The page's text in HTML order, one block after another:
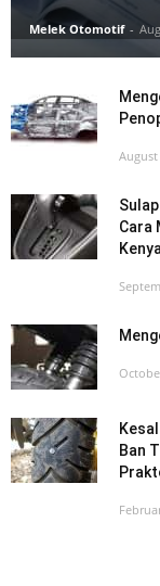
Melek Otomotif -
August
Cara
Ban